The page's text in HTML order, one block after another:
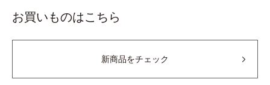
お買いものはこちら
新商品をチェック